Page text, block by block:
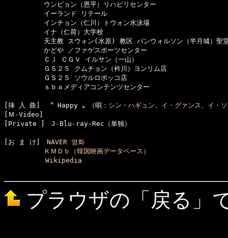
ウンピョン（恩平）リハビリセンター
イーランド リテール
インチョン（仁川）トウォン水泳場
イナ（仁荷）大学校
天主教 スウォン(水原) 教区 パンウォルソン（半月城）聖
かどや ／ファゲスポーツセンター
ＣＪ ＣＧＶ イルサン（一山）
ＧＳ２５ クムチョン（衿川）ヨンリム店
ＧＳ２５ ソウルロボッコ店
ｓｂａメディアコンテンツセンター
[挿 入 曲]　〝 Happy 〟（唄： シン・ハギュン、 イ・グァンス、 イ・
[Ｍ-Video]
[お ま け] NAVER 영화
ＫＭＤｂ（韓国映画データベース）
Wikipedia
プラウザの「戻る」